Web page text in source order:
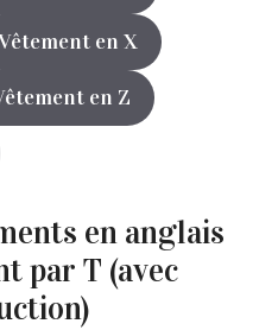
en X
en Z
en anglais
par T (avec